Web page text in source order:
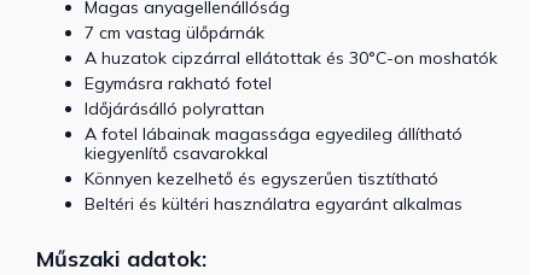
Magas anyagellenállóság
7 cm vastag ülőpárnák
A huzatok cipzárral ellátottak és 30°C-on moshatók
Egymásra rakható fotel
Időjárásálló polyrattan
A fotel lábainak magassága egyedileg állítható
kiegyenlítő csavarokkal
Könnyen kezelhető és egyszerűen tisztítható
Beltéri és kültéri használatra egyaránt alkalmas
Műszaki adatok: